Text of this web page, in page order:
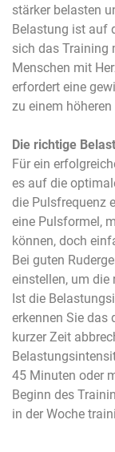
stärker belasten
Belastung ist auf
sich das Training
Menschen mit
erfordert eine
zu einem
Die richtige
Für ein
es auf die
die Pulsfrequenz
eine Pulsformel,
können, doch
Bei guten
einstellen, um
Ist die
erkennen Sie das
kurzer Zeit
45 Minuten oder
Beginn des
in der Woche